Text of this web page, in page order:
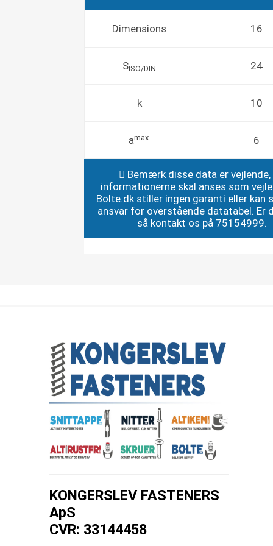
Dimensions 16
SISO/DIN 24
k 10
amax. 6
Bemærk disse data er vejlende,
informationerne skal anses som
Bolte.dk stiller ingen garanti eller kan
ansvar for overstående datatabel. Er
så kontakt os på 75154999.
KONGERSLEV FASTENERS
ApS
CVR: 33144458